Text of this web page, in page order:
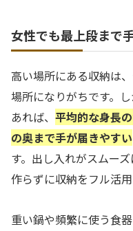
女性でも最上段まで
高い場所にある収納は
場所になりがちです。
あれば、 平均的な身長
の奥まで手が届きやすい
す。出し入れがスムー
作らずに収納をフル活
重い鍋や頻繁に使う食